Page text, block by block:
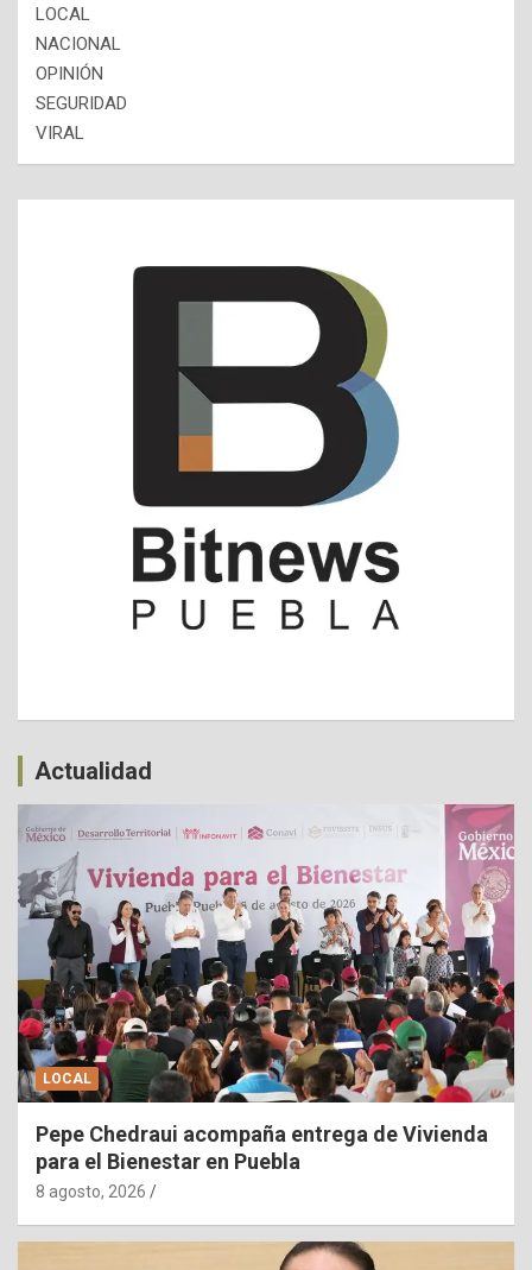
LOCAL
NACIONAL
OPINIÓN
SEGURIDAD
VIRAL
Actualidad
LOCAL
Pepe Chedraui acompaña entrega de Vivienda
para el Bienestar en Puebla
8 agosto, 2026